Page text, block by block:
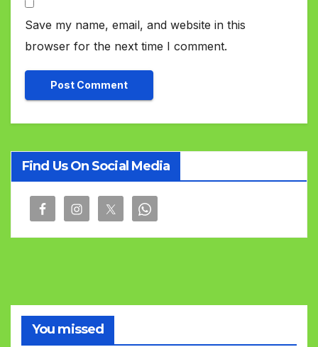
Save my name, email, and website in this
browser for the next time I comment.
Find Us On Social Media
You missed